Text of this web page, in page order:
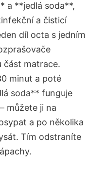
a **jedlá soda**,
a čisticí
díl octa s jedním
část matrace.
minut a poté
soda** funguje
můžete ji na
a po několika
Tím odstraníte